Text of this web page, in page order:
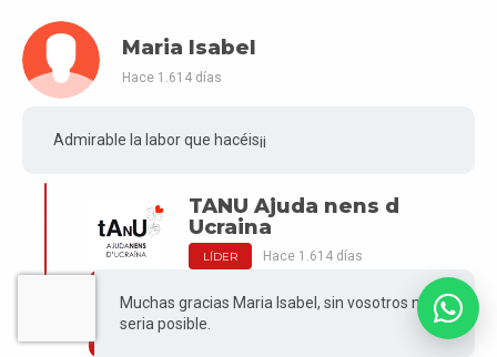
Maria Isabel
Hace 1.614 días
Admirable la labor que hacéis¡¡
TANU Ajuda nens d
Ucraina
LÍDER Hace 1.614 días
Muchas gracias Maria Isabel, sin vosotros no
seria posible.